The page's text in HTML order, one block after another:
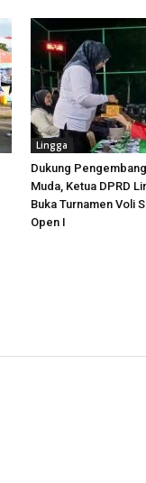
Lingga
Dukung
Muda, Ketua DPRD
Buka Turnamen Voli
Open I